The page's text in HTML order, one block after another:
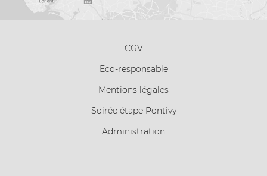
CGV
Eco-responsable
Mentions légales
Soirée étape Pontivy
Administration